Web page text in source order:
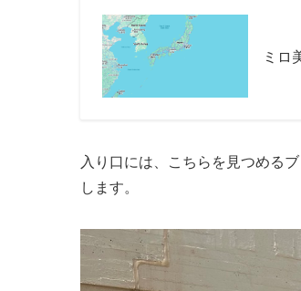
ミロ
入り口には、こちらを見つめる
します。